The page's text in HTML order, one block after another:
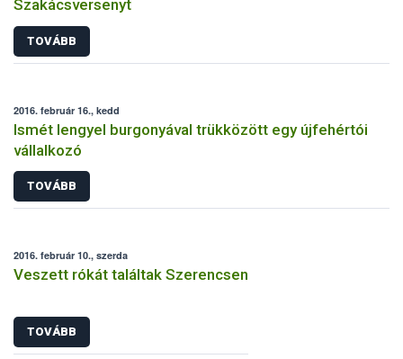
Szakácsversenyt
TOVÁBB
2016. február 16., kedd
Ismét lengyel burgonyával trükközött egy újfehértói
vállalkozó
TOVÁBB
2016. február 10., szerda
Veszett rókát találtak Szerencsen
TOVÁBB